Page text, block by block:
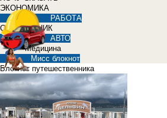
ЭКОНОМИКА
РАБОТА
СПРАВОЧНИК
АВТО
Медицина
Мисс блокнот
Блокнот путешественника